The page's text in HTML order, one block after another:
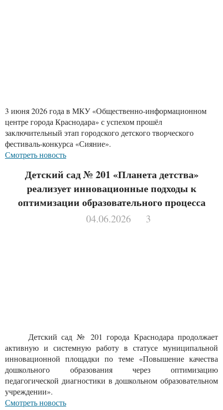
3 июня 2026 года в МКУ «Общественно‑информационном
центре города Краснодара» с успехом прошёл
заключительный этап городского детского творческого
фестиваль‑конкурса «Сияние».
Смотреть новость
Детский сад № 201 «Планета детства»
реализует инновационные подходы к
оптимизации образовательного процесса
04.06.2026 3
Детский сад № 201 города Краснодара продолжает
активную и системную работу в статусе муниципальной
инновационной площадки по теме «Повышение качества
дошкольного образования через оптимизацию
педагогической диагностики в дошкольном образовательном
учреждении».
Смотреть новость